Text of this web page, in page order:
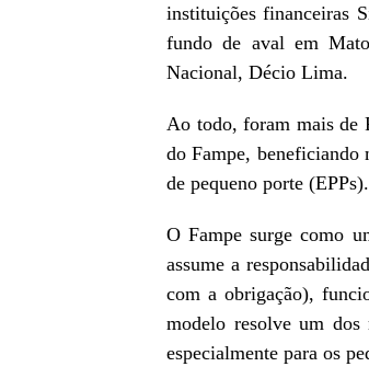
instituições financeiras
fundo de aval em
Nacional, Décio Lima.
Ao todo, foram mais de
do Fampe, beneficiando
de pequeno porte (EPPs).
O Fampe surge como
assume a
com a obrigação),
modelo resolve um dos
especialmente para os